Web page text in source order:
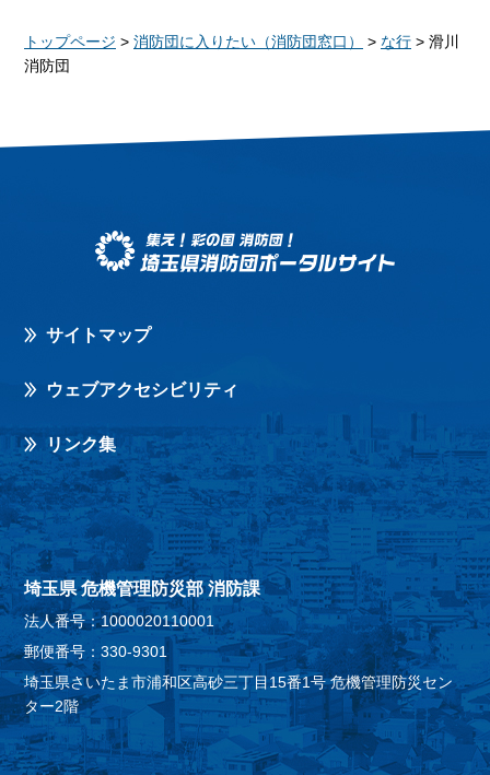
トップページ > 消防団に入りたい（消防団窓口） > な行 > 滑川
消防団
サイトマップ
ウェブアクセシビリティ
リンク集
埼玉県 危機管理防災部 消防課
法人番号：1000020110001
郵便番号：330-9301
埼玉県さいたま市浦和区高砂三丁目15番1号 危機管理防災セン
ター2階